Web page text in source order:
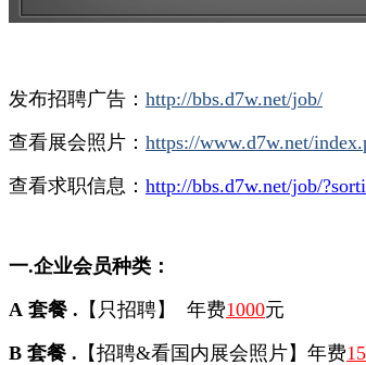
发布招聘广告： http://bbs.d7w.net/job/
查看展会照片： https://www.d7w.net/
查看求职信息： http://bbs.d7w.net/job/
一.企业会员种类：
A 套餐 . 【只招聘】 年费1000元
B 套餐 . 【招聘&看国内展会照片】年费